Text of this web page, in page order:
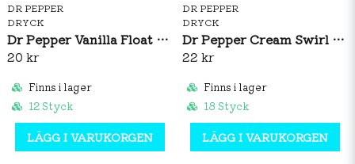
DR PEPPER
DRYCK
Dr Pepper Vanilla Float 355ml
20 kr
Finns i lager
12 Styck
LÄGG I VARUKORGEN
DR PEPPER
DRYCK
Dr Pepper Cream Swirl 330ml
22 kr
Finns i lager
18 Styck
LÄGG I VARUKORGEN